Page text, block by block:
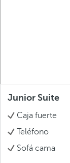
Junior Suite
Caja fuerte
Teléfono
Sofá cama